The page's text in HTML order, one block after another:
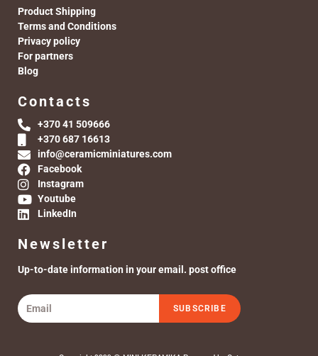
Product Shipping
Terms and Conditions
Privacy policy
For partners
Blog
Contacts
+370 41 509666
+370 687 16613
info@ceramicminiatures.com
Facebook
Instagram
Youtube
LinkedIn
Newsletter
Up-to-date information in your email. post office
SUBSCRIBE